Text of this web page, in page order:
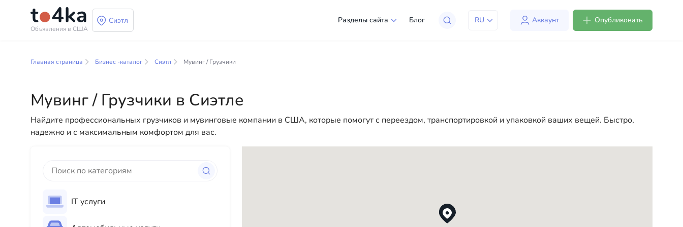
Объявления в США
Сиэтл Разделы сайта Блог RU Аккаунт Опубликовать
Бизнес и услуги в Сиэтле
профессиональных консультаций до повседневной помощи — у нас есть всё необходимое для успешного начала вашей новой жизни в США
Главная страница Бизнес -каталог Сиэтл Мувинг / Грузчики
Мувинг / Грузчики в Сиэтле
Найдите профессиональных грузчиков и мувинговые компании в США, которые помогут с переездом, транспортировкой и упаковкой ваших вещей. Быстро,
надежно и с максимальным комфортом для вас.
IT услуги